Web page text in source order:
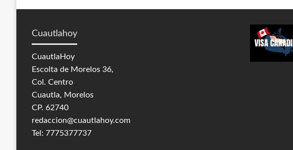
Cuautlahoy
CuautlaHoy
Escolta de Morelos 36,
Col. Centro
Cuautla, Morelos
CP. 62740
redaccion@cuautlahoy.com
Tel: 7775377737